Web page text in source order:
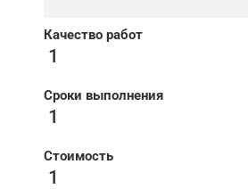
Качество работ
1
Сроки выполнения
1
Стоимость
1